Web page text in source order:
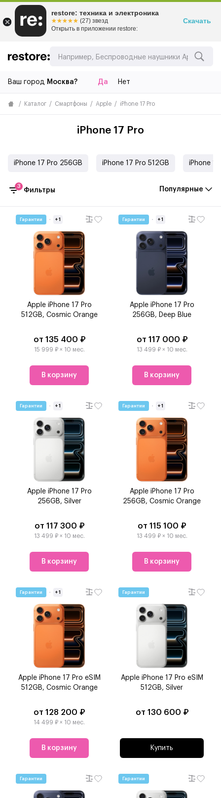
Ваш город Москва? Да Нет
Каталог Смартфоны Apple iPhone 17 Pro
iPhone 17 Pro
iPhone 17 Pro 256GB iPhone 17 Pro 512GB iPhone
3
Фильтры Популярные
Гарантии + 1
Apple iPhone 17 Pro
512GB, Cosmic Orange
от 135 400 ₽
15 999 ₽ × 10 мес.
В корзину
Гарантии + 1
Apple iPhone 17 Pro
256GB, Deep Blue
от 117 000 ₽
13 499 ₽ × 10 мес.
В корзину
Гарантии + 1
Apple iPhone 17 Pro
256GB, Silver
от 117 300 ₽
13 499 ₽ × 10 мес.
В корзину
Гарантии + 1
Apple iPhone 17 Pro
256GB, Cosmic Orange
от 115 100 ₽
13 499 ₽ × 10 мес.
В корзину
Гарантии + 1
Apple iPhone 17 Pro eSIM
512GB, Cosmic Orange
от 128 200 ₽
14 499 ₽ × 10 мес.
В корзину
Гарантии
Apple iPhone 17 Pro eSIM
512GB, Silver
от 130 600 ₽
Купить
Гарантии Гарантии
restore: техника и электроника
☆☆☆☆☆
★★★★★ (27) звезд
Открыть в приложении restore:
Скачать